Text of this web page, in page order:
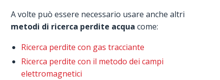
A volte può essere necessario usare anche altri
metodi di ricerca perdite acqua come:
Ricerca perdite con gas tracciante
Ricerca perdite con il metodo dei campi
elettromagnetici